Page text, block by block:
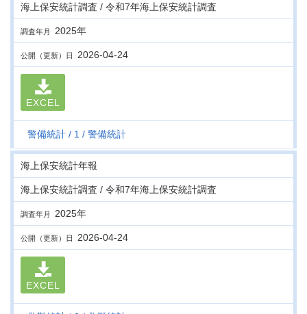
海上保安統計調査 / 令和7年海上保安統計調査
調査年月 2025年
公開（更新）日 2026-04-24
EXCEL
警備統計 1 警備統計
海上保安統計年報
海上保安統計調査 / 令和7年海上保安統計調査
調査年月 2025年
公開（更新）日 2026-04-24
EXCEL